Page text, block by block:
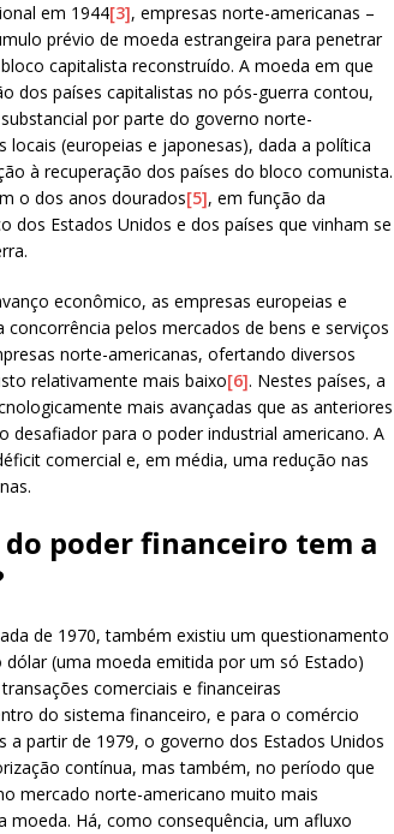
em 1944[3], empresas norte-americanas –
prévio de moeda estrangeira para penetrar
capitalista reconstruído. A moeda em que
dos países capitalistas no pós-guerra contou,
por parte do governo norte-
(europeias e japonesas), dada a política
à recuperação dos países do bloco comunista.
o dos anos dourados[5], em função da
Estados Unidos e dos países que vinham se
econômico, as empresas europeias e
pelos mercados de bens e serviços
norte-americanas, ofertando diversos
relativamente mais baixo[6]. Nestes países, a
mais avançadas que as anteriores
para o poder industrial americano. A
comercial e, em média, uma redução nas
poder financeiro tem a
de 1970, também existiu um questionamento
(uma moeda emitida por um só Estado)
comerciais e financeiras
do sistema financeiro, e para o comércio
partir de 1979, o governo dos Estados Unidos
contínua, mas também, no período que
mercado norte-americano muito mais
Há, como consequência, um afluxo